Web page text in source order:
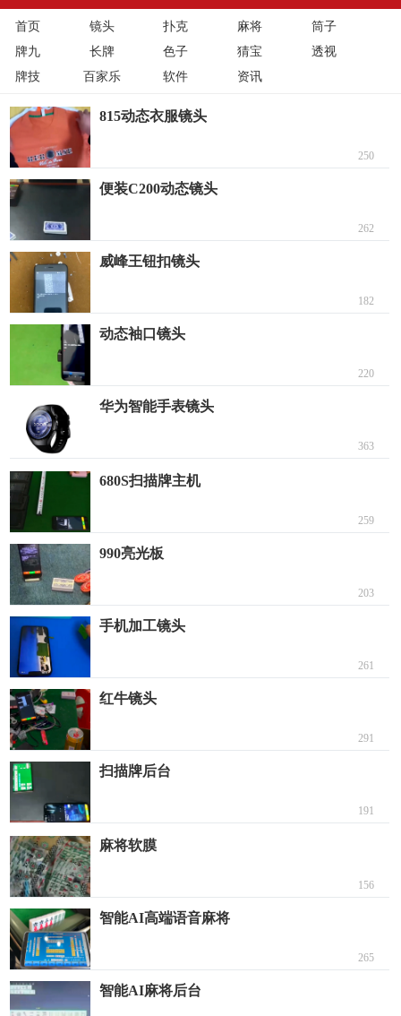
首页 镜头 扑克 麻将
筒子
牌九
长牌 色子 猜宝
透视
牌技
百家乐 软件 资讯
815动态衣服镜头
250
便装C200动态镜头
262
威峰王钮扣镜头
182
动态袖口镜头
220
华为智能手表镜头
363
680S扫描牌主机
259
990亮光板
203
手机加工镜头
261
红牛镜头
291
扫描牌后台
191
麻将软膜
156
智能AI高端语音麻将
265
智能AI麻将后台